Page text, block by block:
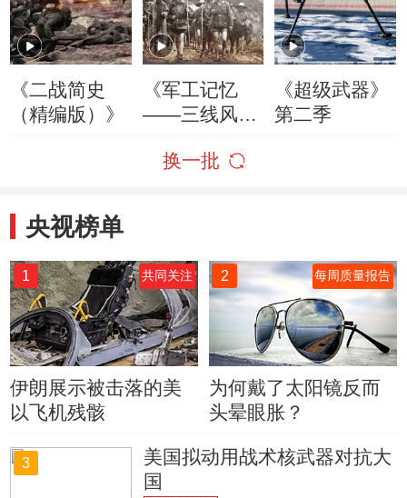
《二战简史
（精编版）》
《军工记忆
——三线风
《超级武器》
第二季
换一批
央视榜单
1 共同关注
伊朗展示被击落的美
以飞机残骸
2 每周质量报告
为何戴了太阳镜反而
头晕眼胀？
3
美国拟动用战术核武器对抗大
国